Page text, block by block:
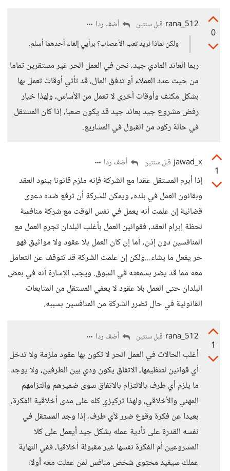
0
rana_512 قبل سنتين
أضف ردا
ولكن لماذا نريد تعب الأعصاب؟ برأيي إلغاء أحدهما أسلم.
ربما العائد المادي جيد، نحن في العمل الحر غير مستقرين تماما
من حيث عدد العملاء أو تدفق المال، قد تأتي أوقات تعمل بها
بشكل مكثف وأوقات أخرى لا تعمل من الأساس، ولهذا خيار
رفض مشروع جيد بعائد جيد قد يكون صعبا، إذا كان المستقل
في حالة ركود من القبول في المشاريع.
1
jawad_x قبل سنتين أضف ردا
إذا أبرم المستقل عقدا مع الشركة فإنه ملزم قانونا ببنود العقد
وبقانون العمل في بلده, ويمكن للشركة أن ترفع ضده دعوى
قضائية إن علمت أنه يعمل في نفس الوقت مع شركة منافسة
لحظة إبرام العقد, فقوانين العمل بأغلب البلدان تجرم العمل مع
المنافسين دون إذن, أما إن كان العمل بلا عقود ولا مواثيق فهو
حر يفعل ما يشاء...ولكن إن علمت الشركة قد تتوقف عن التعامل
معه مما قد يضر بسمعته في السوق. ويجب الإشارة أنه في بعض
البلدان حتى العمل بلا عقود لا يعفي المستقل من المتابعات
القانونية في حال تضرر الشركة من المنافسين بسببه.
1
rana_512 قبل سنتين أضف ردا
أغلب الحالات في العمل الحر لا تكون بها عقود ملزمة ولا تدخل
أي قوانين لتنظيمها، الاتفاق يكون ودي بين الطرفين، ولا يوجد
ما يلزم أي طرف بالالتزام بالاتفاق سوى ضميرهم والتزامهم
المهني والأخلاقي، ولهذا تركيزي كله على مدى أخلاقية الفكرة،
بعيدا عن فكرة وقوع ضرر لأي طرف، إذا وجد المستقل في
نفسه القدرة على تأدية عمله بشكل جيد أيعمل على كلا
المشروعين أم الفكرة نفسها غير مقبولة أخلاقيا، ففي النهاية
عملك سيفيد محتوى شخص منافس لمن عملت معه أولا!